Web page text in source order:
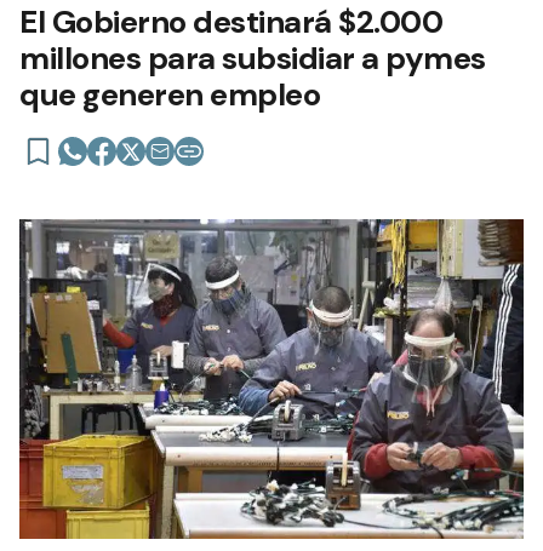
El Gobierno destinará $2.000
millones para subsidiar a pymes
que generen empleo